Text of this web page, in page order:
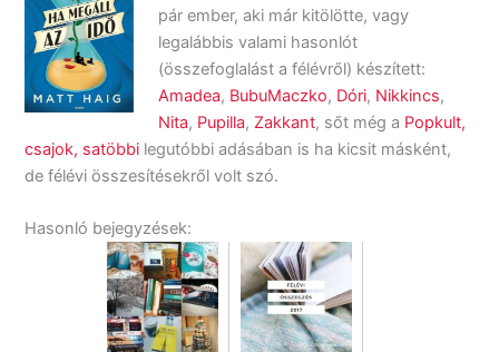
pár ember, aki már kitölötte, vagy
legalábbis valami hasonlót
(összefoglalást a félévről) készített:
Amadea, BubuMaczko, Dóri, Nikkincs,
Nita, Pupilla, Zakkant, sőt még a Popkult,
csajok, satöbbi legutóbbi adásában is ha kicsit másként,
de félévi összesítésekről volt szó.
Hasonló bejegyzések: